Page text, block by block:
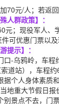
70元/人；若返
人群政策】：
；现役军人、
可优惠门票以及
提示】：
口-乌鸦岭，车
道站），车程约
据个人身体素质
地重大节假日报
别景点不去，门